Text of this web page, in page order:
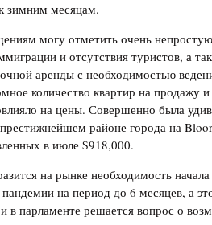
зимним месяцам.
могу отметить очень
и отсутствия туристов, а
аренды с необходимостью
количество квартир на продажу
на цены. Совершенно была
районе города на
в июле $918,000.
на рынке необходимость
на период до 6 месяцев, а
в парламенте решается вопрос о